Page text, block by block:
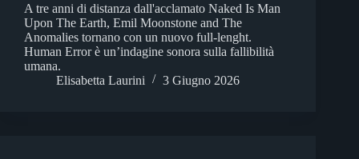
A tre anni di distanza dall'acclamato Naked Is Man
Upon The Earth, Emil Moonstone and The
Anomalies tornano con un nuovo full-lenght.
Human Error è un’indagine sonora sulla fallibilità
umana.
Elisabetta Laurini
3 Giugno 2026